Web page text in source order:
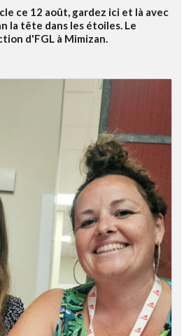
ce 12 août, gardez ici et là avec
la tête dans les étoiles. Le
d'FGL à Mimizan.